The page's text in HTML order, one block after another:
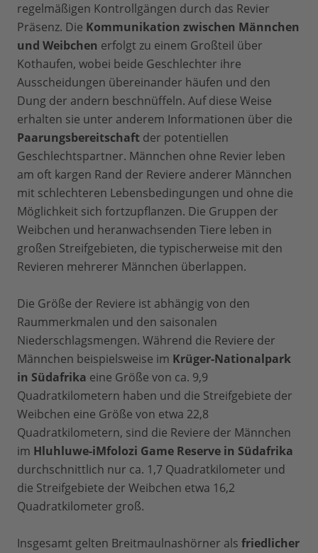
regelmäßigen Kontrollgängen durch das Revier
Präsenz. Die Kommunikation zwischen Männchen
und Weibchen erfolgt zu einem Großteil über
Kothaufen, wobei beide Geschlechter ihre
Ausscheidungen übereinander häufen und den
Dung der andern beschnüffeln. Auf diese Weise
erhalten sie unter anderem Informationen über die
Paarungsbereitschaft der potentiellen
Geschlechtspartner. Männchen ohne Revier leben
am oft kargen Rand der Reviere anderer Männchen
mit schlechteren Lebensbedingungen und ohne die
Möglichkeit sich fortzupflanzen. Die Gruppen der
Weibchen und heranwachsenden Tiere leben in
großen Streifgebieten, die typischerweise mit den
Revieren mehrerer Männchen überlappen.
Die Größe der Reviere ist abhängig von den
Raummerkmalen und den saisonalen
Niederschlagsmengen. Während die Reviere der
Männchen beispielsweise im Krüger-Nationalpark
in Südafrika eine Größe von ca. 9,9
Quadratkilometern haben und die Streifgebiete der
Weibchen eine Größe von etwa 22,8
Quadratkilometern, sind die Reviere der Männchen
im Hluhluwe-iMfolozi Game Reserve in Südafrika
durchschnittlich nur ca. 1,7 Quadratkilometer und
die Streifgebiete der Weibchen etwa 16,2
Quadratkilometer groß.
Insgesamt gelten Breitmaulnashörner als friedlicher